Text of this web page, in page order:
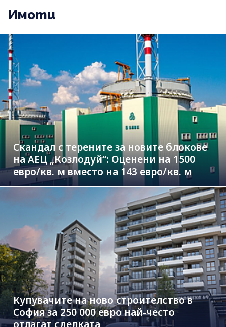
Имоти
Скандал с терените за новите блокове
на АЕЦ „Козлодуй“: Оценени на 1500
евро/кв. м вместо на 143 евро/кв. м
Купувачите на ново строителство в
София за 250 000 евро най-често
отлагат сделката